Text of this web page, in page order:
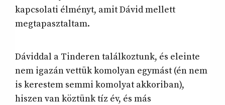
kapcsolati élményt, amit Dávid mellett
megtapasztaltam.
Dáviddal a Tinderen találkoztunk, és eleinte
nem igazán vettük komolyan egymást (én nem
is kerestem semmi komolyat akkoriban),
hiszen van köztünk tíz év, és más